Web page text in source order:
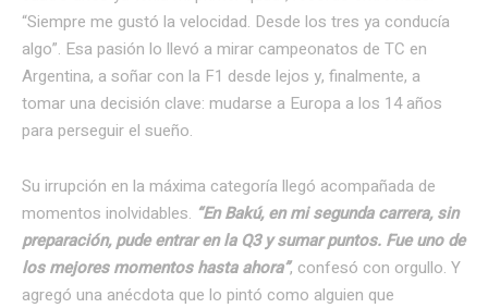
“Siempre me gustó la velocidad. Desde los tres ya conducía
algo”. Esa pasión lo llevó a mirar campeonatos de TC en
Argentina, a soñar con la F1 desde lejos y, finalmente, a
tomar una decisión clave: mudarse a Europa a los 14 años
para perseguir el sueño.
Su irrupción en la máxima categoría llegó acompañada de
momentos inolvidables. “En Bakú, en mi segunda carrera, sin
preparación, pude entrar en la Q3 y sumar puntos. Fue uno de
los mejores momentos hasta ahora”, confesó con orgullo. Y
agregó una anécdota que lo pintó como alguien que